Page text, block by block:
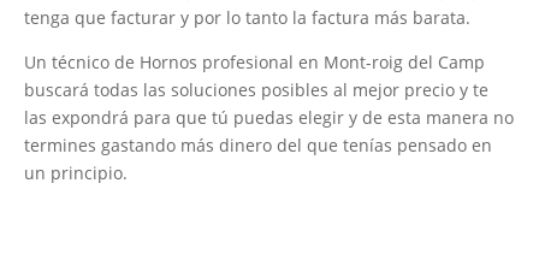
tenga que facturar y por lo tanto la factura más barata.
Un técnico de Hornos profesional en Mont-roig del Camp
buscará todas las soluciones posibles al mejor precio y te
las expondrá para que tú puedas elegir y de esta manera no
termines gastando más dinero del que tenías pensado en
un principio.